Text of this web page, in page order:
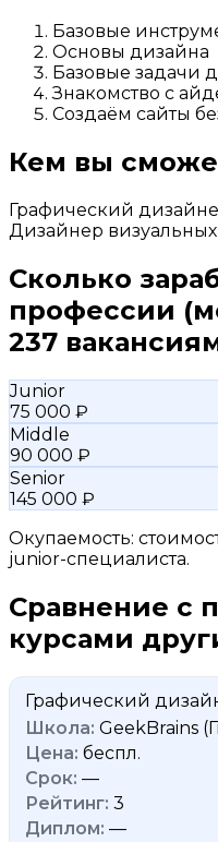
Базовые
Основы дизайна
Базовые задачи
Знакомство с
Создаём сайты
Кем вы
Графический
Дизайнер
Сколько
профессии
237
Junior
75 000 ₽
Middle
90 000 ₽
Senior
145 000 ₽
Окупаемость:
junior-специалиста.
Сравнение с
курсами
Графический
GeekBrains
беспл.
—
3
—